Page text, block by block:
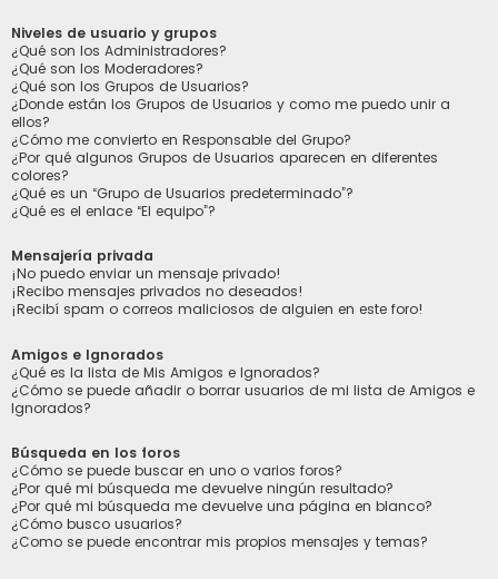
Niveles de usuario y grupos
¿Qué son los Administradores?
¿Qué son los Moderadores?
¿Qué son los Grupos de Usuarios?
¿Donde están los Grupos de Usuarios y como me puedo unir a
ellos?
¿Cómo me convierto en Responsable del Grupo?
¿Por qué algunos Grupos de Usuarios aparecen en diferentes
colores?
¿Qué es un “Grupo de Usuarios predeterminado”?
¿Qué es el enlace “El equipo”?
Mensajería privada
¡No puedo enviar un mensaje privado!
¡Recibo mensajes privados no deseados!
¡Recibí spam o correos maliciosos de alguien en este foro!
Amigos e Ignorados
¿Qué es la lista de Mis Amigos e Ignorados?
¿Cómo se puede añadir o borrar usuarios de mi lista de Amigos e
Ignorados?
Búsqueda en los foros
¿Cómo se puede buscar en uno o varios foros?
¿Por qué mi búsqueda me devuelve ningún resultado?
¿Por qué mi búsqueda me devuelve una página en blanco?
¿Cómo busco usuarios?
¿Como se puede encontrar mis propios mensajes y temas?